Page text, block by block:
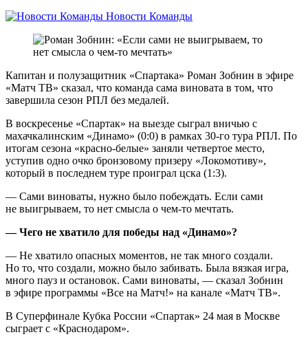
Новости Команды
Капитан и полузащитник «Спартака» Роман Зобнин в эфире
«Матч ТВ» сказал, что команда сама виновата в том, что
завершила сезон РПЛ без медалей.
В воскресенье «Спартак» на выезде сыграл вничью с
махачкалинским «Динамо» (0:0) в рамках 30‑го тура РПЛ. По
итогам сезона «красно‑белые» заняли четвертое место,
уступив одно очко бронзовому призеру «Локомотиву»,
который в последнем туре проиграл цска (1:3).
— Сами виноваты, нужно было побеждать. Если сами
не выигрываем, то нет смысла о чем‑то мечтать.
— Чего не хватило для победы над «Динамо»?
— Не хватило опасных моментов, не так много создали.
Но то, что создали, можно было забивать. Была вязкая игра,
много пауз и остановок. Сами виноваты, — сказал Зобнин
в эфире программы «Все на Матч!» на канале «Матч ТВ».
В Суперфинале Кубка России «Спартак» 24 мая в Москве
сыграет с «Краснодаром».